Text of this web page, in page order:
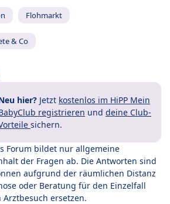
Flohmarkt
& Co
hier? Jetzt kostenlos im HiPP Mein
registrieren und deine Club-
sichern.
Forum bildet nur allgemeine
der Fragen ab. Die Antworten sind
aufgrund der räumlichen Distanz
oder Beratung für den Einzelfall
ersetzen.